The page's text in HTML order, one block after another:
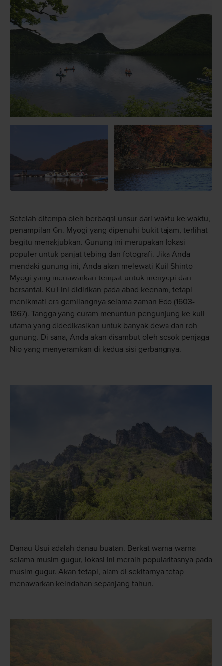
Setelah ditempa oleh berbagai unsur dari waktu ke waktu,
penampilan Gn. Myogi yang dipenuhi bukit tajam, terlihat
begitu menakjubkan. Gunung ini merupakan lokasi
populer untuk panjat tebing dan fotografi. Jika Anda
mendaki gunung ini, Anda akan melewati Kuil Shinto
Myogi yang menawarkan tempat untuk menyepi dan
bersantai. Kuil ini didirikan pada abad keenam, tetapi
menikmati era gemilangnya selama zaman Edo (1603-
1867). Tangga yang curam menuntun pengunjung ke kuil
utama yang didedikasikan untuk banyak dewa dan roh
gunung. Di sana, Anda akan disambut oleh sosok penjaga
Nio yang menyeramkan di kedua sisi gerbangnya.
Danau Usui adalah danau buatan. Berkat warna-warna
selama musim gugur, lokasi ini meraih popularitasnya pada
musim gugur. Akan tetapi, alam di sekitarnya tetap
menawarkan keindahan sepanjang tahun.